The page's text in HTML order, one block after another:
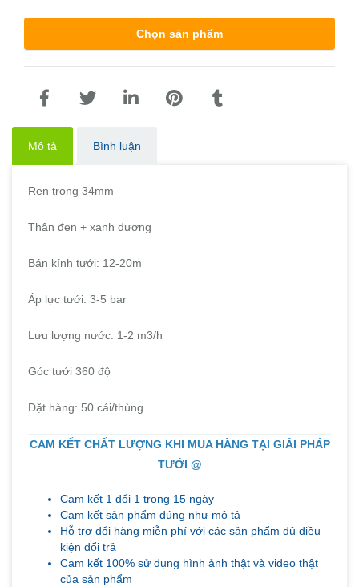
Chọn sản phẩm
Mô tả Bình luận
Ren trong 34mm
Thân đen + xanh dương
Bán kính tưới: 12-20m
Áp lực tưới: 3-5 bar
Lưu lượng nước: 1-2 m3/h
Góc tưới 360 độ
Đặt hàng: 50 cái/thùng
CAM KẾT CHẤT LƯỢNG KHI MUA HÀNG TẠI GIẢI PHÁP
TƯỚI @
Cam kết 1 đổi 1 trong 15 ngày
Cam kết sản phẩm đúng như mô tả
Hỗ trợ đổi hàng miễn phí với các sản phẩm đủ điều
kiện đổi trả
Cam kết 100% sử dụng hình ảnh thật và video thật
của sản phẩm